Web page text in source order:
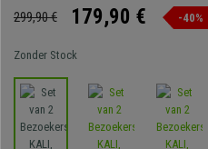
299,90 € 179,90 € -40%
Zonder Stock